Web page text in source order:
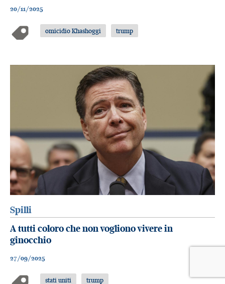
20/11/2025
omicidio Khashoggi trump
Spilli
A tutti coloro che non vogliono vivere in
ginocchio
27/09/2025
stati uniti trump